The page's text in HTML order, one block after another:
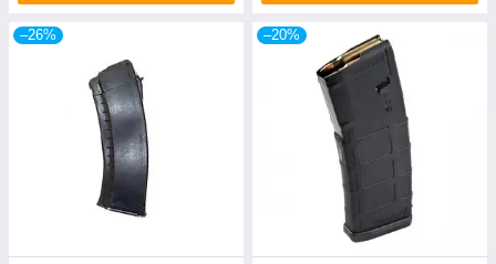
–26% –20%